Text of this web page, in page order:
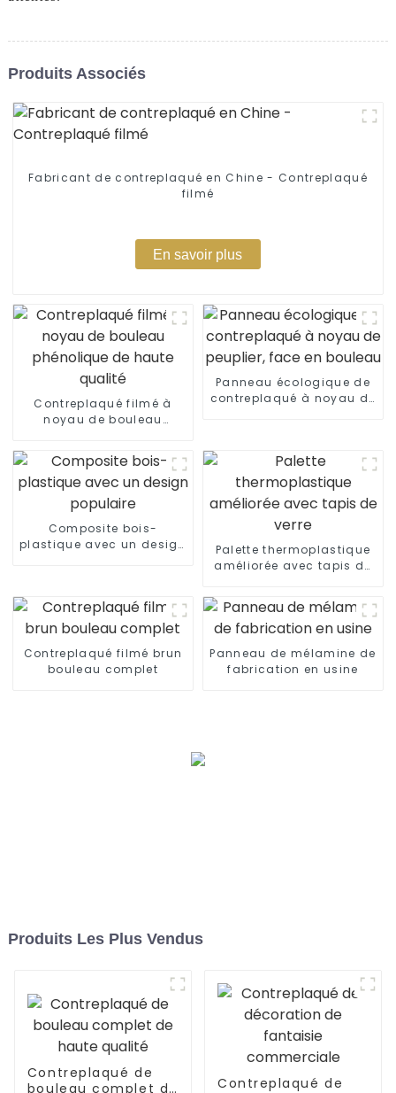
Produits Associés
Fabricant de contreplaqué en Chine - Contreplaqué
filmé
En savoir plus
Contreplaqué filmé à
noyau de bouleau
Panneau écologique de
contreplaqué à noyau de
Composite bois-
plastique avec un design
Palette thermoplastique
améliorée avec tapis de
Contreplaqué filmé brun
bouleau complet
Panneau de mélamine de
fabrication en usine
Produits Les Plus Vendus
Contreplaqué de
bouleau complet de
Contreplaqué de